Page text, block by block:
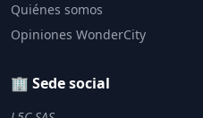
Quiénes somos
Opiniones WonderCity
🏢 Sede social